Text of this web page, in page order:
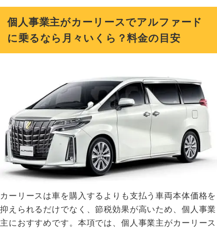
個人事業主がカーリースでアルファード
に乗るなら月々いくら？料金の目安
カーリースは車を購入するよりも支払う車両本体価格を
抑えられるだけでなく、節税効果が高いため、個人事業
主におすすめです。本項では、個人事業主がカーリース